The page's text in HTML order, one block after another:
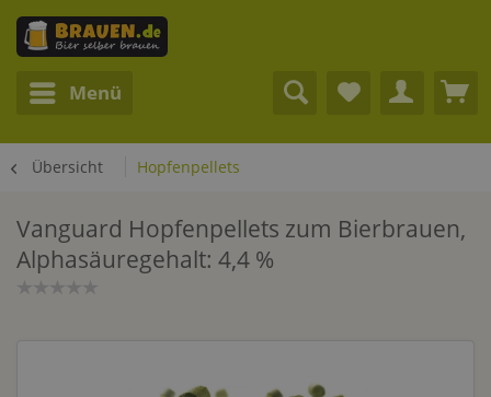
Menü
Übersicht Hopfenpellets
Vanguard Hopfenpellets zum Bierbrauen,
Alphasäuregehalt: 4,4 %